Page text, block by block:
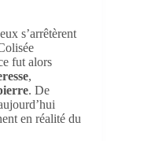
s’arrêtèrent
fut alors
,
. De
en réalité du